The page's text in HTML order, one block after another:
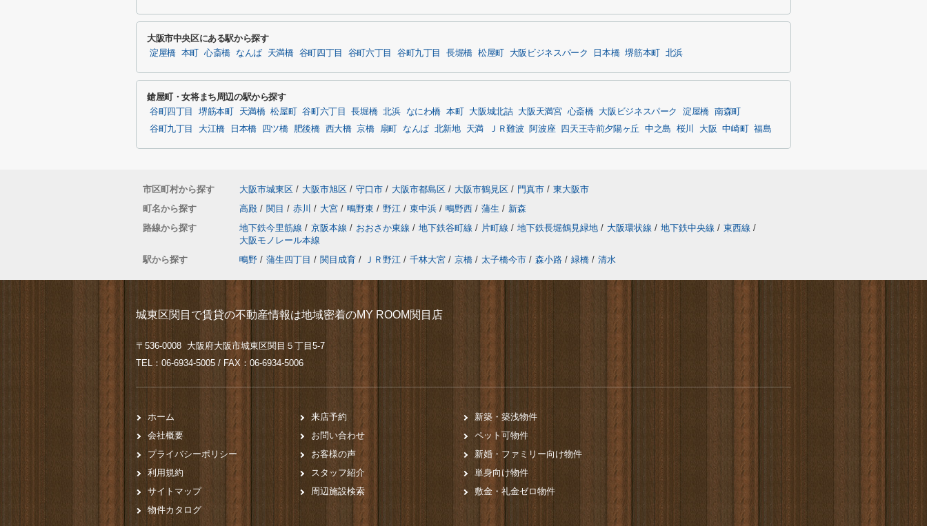
大阪市中央区にある駅から探す
淀屋橋 本町 心斎橋 なんば 天満橋 谷町四丁目 谷町六丁目 谷町九丁目 長堀橋 松屋町 大阪ビジネスパーク 日本橋 堺筋本町 北浜
鎗屋町・女将まち周辺の駅から探す
谷町四丁目 堺筋本町 天満橋 松屋町 谷町六丁目 長堀橋 北浜 なにわ橋 本町 大阪城北詰 大阪天満宮 心斎橋 大阪ビジネスパーク 淀屋橋 南森町
谷町九丁目
大江橋 日本橋 四ツ橋 肥後橋 西大橋 京橋 扇町 なんば 北新地 天満 ＪＲ難波 阿波座 四天王寺前夕陽ヶ丘 中之島 桜川 大阪 中崎町 福島
市区町村から探す 大阪市城東区 / 大阪市旭区 / 守口市 / 大阪市都島区 / 大阪市鶴見区 / 門真市 / 東大阪市
町名から探す
高殿 / 関目 / 赤川 / 大宮 / 鴫野東 / 野江 / 東中浜 / 鴫野西 / 蒲生 / 新森
路線から探す
地下鉄今里筋線 / 京阪本線 / おおさか東線 / 地下鉄谷町線 / 片町線 / 地下鉄長堀鶴見緑地 / 大阪環状線 / 地下鉄中央線 / 東西線 /
大阪モノレール本線
駅から探す
鴫野 / 蒲生四丁目 / 関目成育 / ＪＲ野江 / 千林大宮 / 京橋 / 太子橋今市 / 森小路 / 緑橋 / 清水
城東区関目で賃貸の不動産情報は地域密着のMY ROOM関目店
〒536-0008 大阪府大阪市城東区関目５丁目5-7
TEL：06-6934-5005 / FAX：06-6934-5006
ホーム
会社概要
プライバシーポリシー
利用規約
サイトマップ
物件カタログ
来店予約
お問い合わせ
お客様の声
スタッフ紹介
周辺施設検索
新築・築浅物件
ペット可物件
新婚・ファミリー向け物件
単身向け物件
敷金・礼金ゼロ物件